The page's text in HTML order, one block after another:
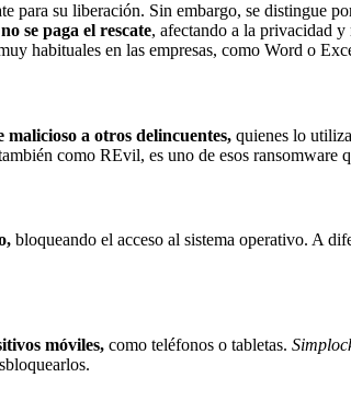
para su liberación. Sin embargo, se distingue
se paga el rescate, afectando a la privacidad y
habituales en las empresas, como Word o
malicioso a otros delincuentes, quienes lo
como REvil, es uno de esos ransomware
bloqueando el acceso al sistema operativo. A
móviles, como teléfonos o tabletas.